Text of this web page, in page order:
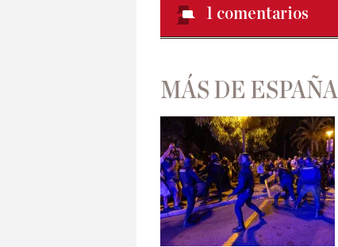
1 comentarios
MÁS DE ESPAÑA